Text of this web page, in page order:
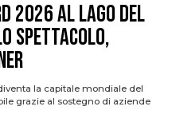
2026 al Lago del
spettacolo,
la capitale mondiale del
grazie al sostegno di aziende